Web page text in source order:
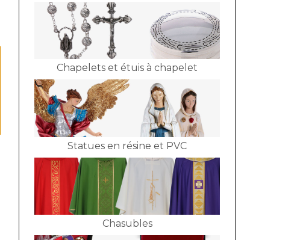
Chapelets et étuis à chapelet
Statues en résine et PVC
Chasubles